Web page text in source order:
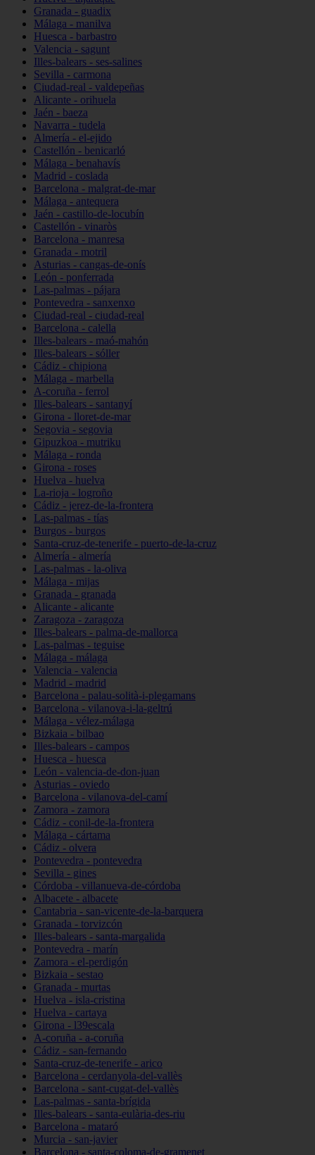
Granada - guadix
Málaga - manilva
Huesca - barbastro
Valencia - sagunt
Illes-balears - ses-salines
Sevilla - carmona
Ciudad-real - valdepeñas
Alicante - orihuela
Jaén - baeza
Navarra - tudela
Almería - el-ejido
Castellón - benicarló
Málaga - benahavís
Madrid - coslada
Barcelona - malgrat-de-mar
Málaga - antequera
Jaén - castillo-de-locubín
Castellón - vinaròs
Barcelona - manresa
Granada - motril
Asturias - cangas-de-onís
León - ponferrada
Las-palmas - pájara
Pontevedra - sanxenxo
Ciudad-real - ciudad-real
Barcelona - calella
Illes-balears - maó-mahón
Illes-balears - sóller
Cádiz - chipiona
Málaga - marbella
A-coruña - ferrol
Illes-balears - santanyí
Girona - lloret-de-mar
Segovia - segovia
Gipuzkoa - mutriku
Málaga - ronda
Girona - roses
Huelva - huelva
La-rioja - logroño
Cádiz - jerez-de-la-frontera
Las-palmas - tías
Burgos - burgos
Santa-cruz-de-tenerife - puerto-de-la-cruz
Almería - almería
Las-palmas - la-oliva
Málaga - mijas
Granada - granada
Alicante - alicante
Zaragoza - zaragoza
Illes-balears - palma-de-mallorca
Las-palmas - teguise
Málaga - málaga
Valencia - valencia
Madrid - madrid
Barcelona - palau-solità-i-plegamans
Barcelona - vilanova-i-la-geltrú
Málaga - vélez-málaga
Bizkaia - bilbao
Illes-balears - campos
Huesca - huesca
León - valencia-de-don-juan
Asturias - oviedo
Barcelona - vilanova-del-camí
Zamora - zamora
Cádiz - conil-de-la-frontera
Málaga - cártama
Cádiz - olvera
Pontevedra - pontevedra
Sevilla - gines
Córdoba - villanueva-de-córdoba
Albacete - albacete
Cantabria - san-vicente-de-la-barquera
Granada - torvizcón
Illes-balears - santa-margalida
Pontevedra - marín
Zamora - el-perdigón
Bizkaia - sestao
Granada - murtas
Huelva - isla-cristina
Huelva - cartaya
Girona - l39escala
A-coruña - a-coruña
Cádiz - san-fernando
Santa-cruz-de-tenerife - arico
Barcelona - cerdanyola-del-vallès
Barcelona - sant-cugat-del-vallès
Las-palmas - santa-brígida
Illes-balears - santa-eulària-des-riu
Barcelona - mataró
Murcia - san-javier
Barcelona - santa-coloma-de-gramenet